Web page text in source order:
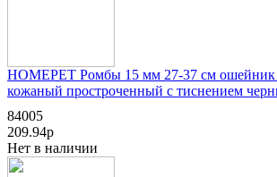
HOMEPET Ромбы 15 мм 27-37 см ошейник
кожаный простроченный с тиснением
84005
209.94р
Нет в наличии